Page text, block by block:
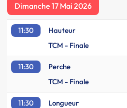
Dimanche 17 Mai 2026
11:30 Hauteur
TCM - Finale
11:30 Perche
TCM - Finale
11:30 Longueur